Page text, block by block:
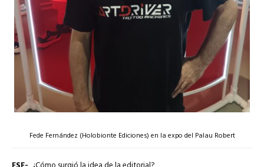
Fede Fernández (Holobionte Ediciones) en la expo del Palau Robert